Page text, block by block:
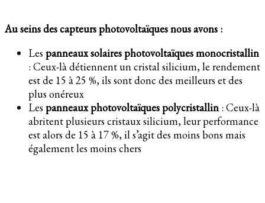
Au seins des capteurs photovoltaïques nous avons :
Les panneaux solaires photovoltaïques monocristallin
: Ceux-là détiennent un cristal silicium, le rendement
est de 15 à 25 %, ils sont donc des meilleurs et des
plus onéreux
Les panneaux photovoltaïques polycristallin : Ceux-là
abritent plusieurs cristaux silicium, leur performance
est alors de 15 à 17 %, il s’agit des moins bons mais
également les moins chers